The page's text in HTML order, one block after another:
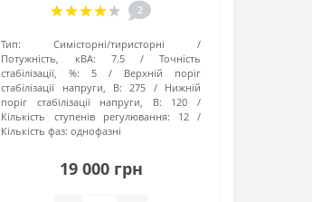
2
Тип:
Симісторні/тиристорні
Потужність, кВА:
7.5
Точність
стабілізації, %:
5
Верхній поріг
стабілізації напруги, В:
275
Нижній
поріг стабілізації напруги, В:
120
Кількість ступенів регулювання:
12
Кількість фаз: однофазні
19 000 грн